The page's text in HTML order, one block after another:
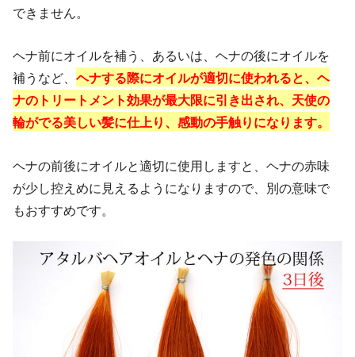
できません。
ヘナ前にオイルを補う、あるいは、ヘナの後にオイルを
補うなど、ヘナする際にオイルが適切に使われると、ヘ
ナのトリートメント効果が最大限に引き出され、天使の
輪がでる美しい髪に仕上り、感動の手触りになります。
ヘナの前後にオイルと適切に使用しますと、ヘナの赤味
が少し控えめに見えるようになりますので、別の意味で
もおすすめです。